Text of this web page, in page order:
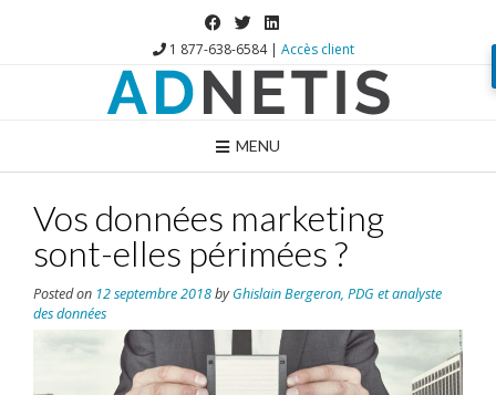
1 877-638-6584 | Accès client
MENU
Vos données marketing
sont-elles périmées ?
Posted on 12 septembre 2018byGhislain Bergeron, PDG et analyste
des données